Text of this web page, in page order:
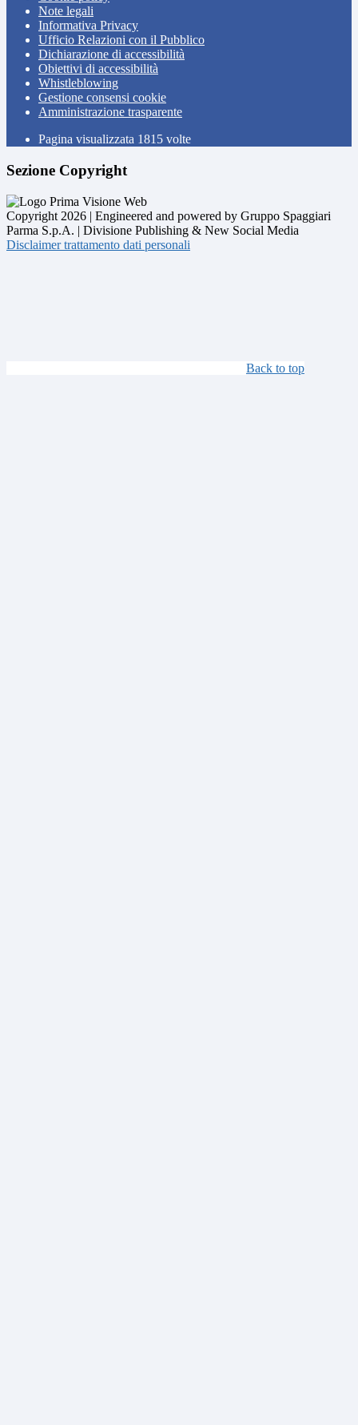
Note legali
Informativa Privacy
Ufficio Relazioni con il Pubblico
Dichiarazione di accessibilità
Obiettivi di accessibilità
Whistleblowing
Gestione consensi cookie
Amministrazione trasparente
Pagina visualizzata 1815 volte
Sezione Copyright
Copyright 2026 | Engineered and powered by Gruppo Spaggiari
Parma S.p.A. | Divisione Publishing & New Social Media
Disclaimer trattamento dati personali
Back to top